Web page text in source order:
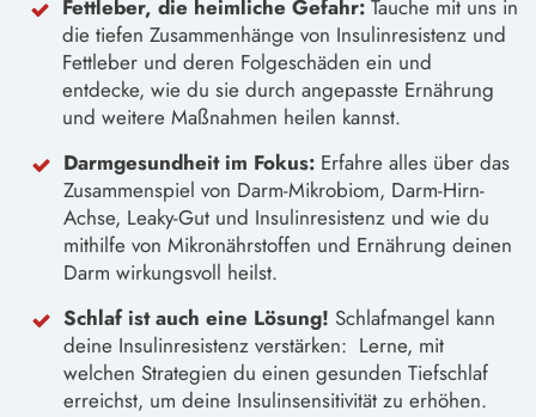
Fettleber, die heimliche Gefahr: Tauche mit uns in
die tiefen Zusammenhänge von Insulinresistenz und
Fettleber und deren Folgeschäden ein und
entdecke, wie du sie durch angepasste Ernährung
und weitere Maßnahmen heilen kannst.
Darmgesundheit im Fokus: Erfahre alles über das
Zusammenspiel von Darm-Mikrobiom, Darm-Hirn-
Achse, Leaky-Gut und Insulinresistenz und wie du
mithilfe von Mikronährstoffen und Ernährung deinen
Darm wirkungsvoll heilst.
Schlaf ist auch eine Lösung! Schlafmangel kann
deine Insulinresistenz verstärken: Lerne, mit
welchen Strategien du einen gesunden Tiefschlaf
erreichst, um deine Insulinsensitivität zu erhöhen.